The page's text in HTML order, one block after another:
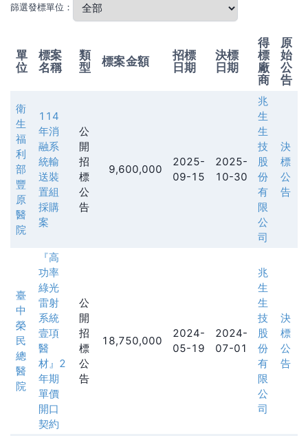
篩選發標單位：
單
位
標案
名稱
類
型
標案金額
招標
日期
決標
日期
得
標
廠
商
原
始
公
告
衛
生
福
利
部
豐
原
醫
院
114
年消
融系
統輸
送裝
置組
採購
案
公
開
招
標
公
告
9,600,000
2025-
09-15
2025-
10-30
兆
生
生
技
股
份
有
限
公
司
決
標
公
告
臺
中
榮
民
總
醫
院
『高
功率
綠光
雷射
系統
壹項
醫
材』2
年期
單價
開口
契約
公
開
招
標
公
告
18,750,000
2024-
05-19
2024-
07-01
兆
生
生
技
股
份
有
限
公
司
決
標
公
告